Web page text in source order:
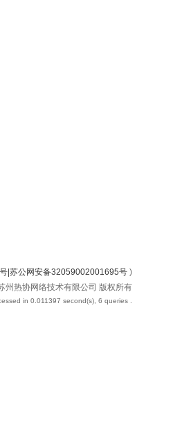
|苏公网安备32059002001695号 )
热协网络技术有限公司 版权所有
in 0.011397 second(s), 6 queries .